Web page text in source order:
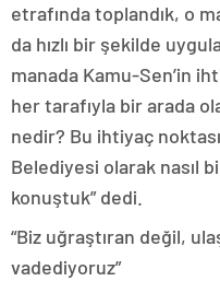
etrafında toplandık, o
da hızlı bir şekilde
manada Kamu-Sen’in
her tarafıyla bir arada
nedir? Bu ihtiyaç
Belediyesi olarak nasıl
konuştuk” dedi.
“Biz uğraştıran değil,
vadediyoruz”